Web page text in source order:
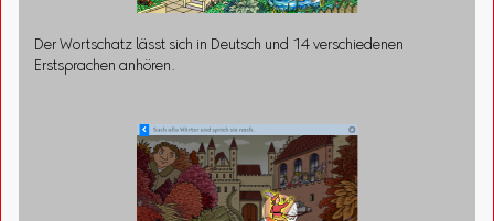
Der Wortschatz lässt sich in Deutsch und 14 verschiedenen
Erstsprachen anhören.